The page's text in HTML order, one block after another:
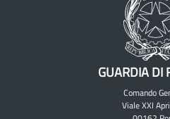
GUARDIA DI
Comando
Viale XXI